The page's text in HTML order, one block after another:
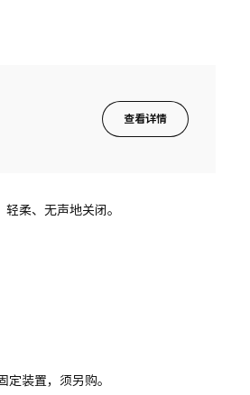
查看详情
柔、无声地关闭。
装置，须另购。